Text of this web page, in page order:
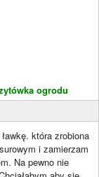
ogrodu
która zrobiona
i zamierzam
Na pewno nie